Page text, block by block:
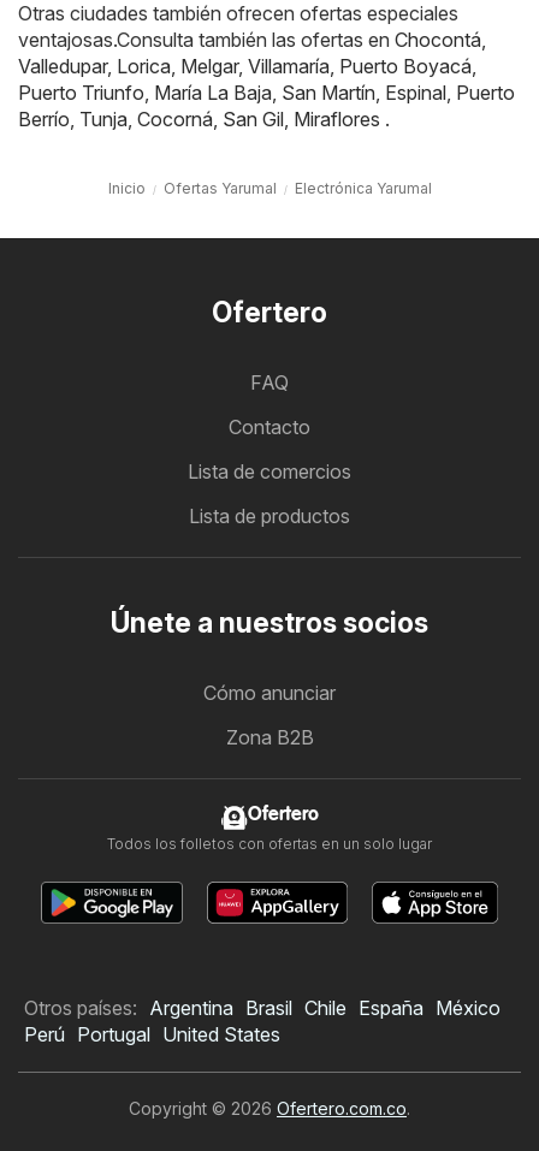
Otras ciudades también ofrecen ofertas especiales
ventajosas.Consulta también las ofertas en Chocontá,
Valledupar, Lorica, Melgar, Villamaría, Puerto Boyacá,
Puerto Triunfo, María La Baja, San Martín, Espinal, Puerto
Berrío, Tunja, Cocorná, San Gil, Miraflores .
Inicio Ofertas Yarumal Electrónica Yarumal
Ofertero
FAQ
Contacto
Lista de comercios
Lista de productos
Únete a nuestros socios
Cómo anunciar
Zona B2B
Ofertero
Todos los folletos con ofertas en un solo lugar
Otros países: Argentina Brasil Chile España México
Perú Portugal United States
Copyright © 2026 Ofertero.com.co.